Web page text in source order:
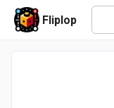
Fliplop